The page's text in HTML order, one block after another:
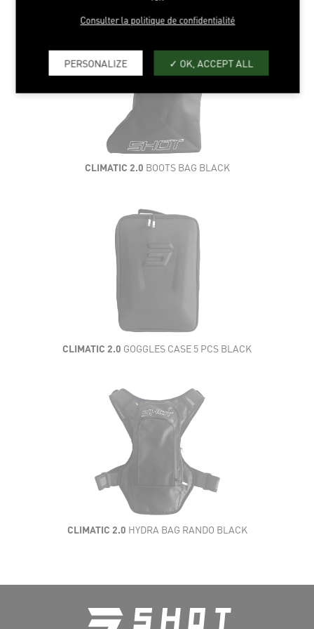
CLIMATIC 2.0 BOOTS BAG BLACK
CLIMATIC 2.0 GOGGLES CASE 5 PCS BLACK
CLIMATIC 2.0 HYDRA BAG RANDO BLACK
Consulter la politique de confidentialité
PERSONALIZE OK, ACCEPT ALL